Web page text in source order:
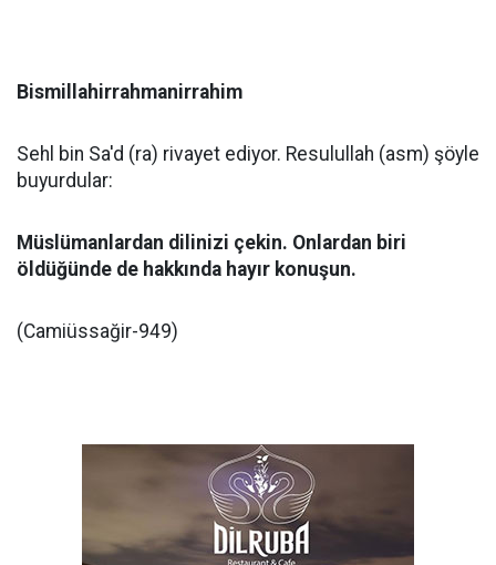
Bismillahirrahmanirrahim
Sehl bin Sa'd (ra) rivayet ediyor. Resulullah (asm) şöyle
buyurdular:
Müslümanlardan dilinizi çekin. Onlardan biri
öldüğünde de hakkında hayır konuşun.
(Camiüssağir-949)